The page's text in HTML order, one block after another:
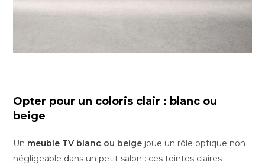
Opter pour un coloris clair : blanc ou
beige
Un meuble TV blanc ou beige joue un rôle optique non
négligeable dans un petit salon : ces teintes claires